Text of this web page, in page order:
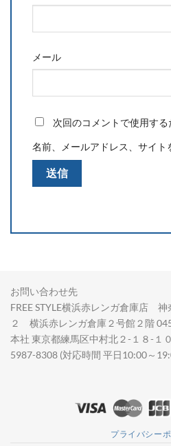
メール
次回のコメントで使用す
名前、メールアドレス、サイト
お問い合わせ先
FREE STYLE横浜赤レンガ倉庫店
２ 横浜赤レンガ倉庫２号館２階
本社 東京都練馬区中村北２-１８-
5987-8308 (対応時間 平日10:00～
プライバシー